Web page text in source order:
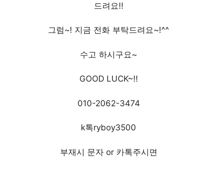
드려요!!
그럼~! 지금 전화 부탁드려요~!^^
수고 하시구요~
GOOD LUCK~!!
010-2062-3474
k톡ryboy3500
부재시 문자 or 카톡주시면